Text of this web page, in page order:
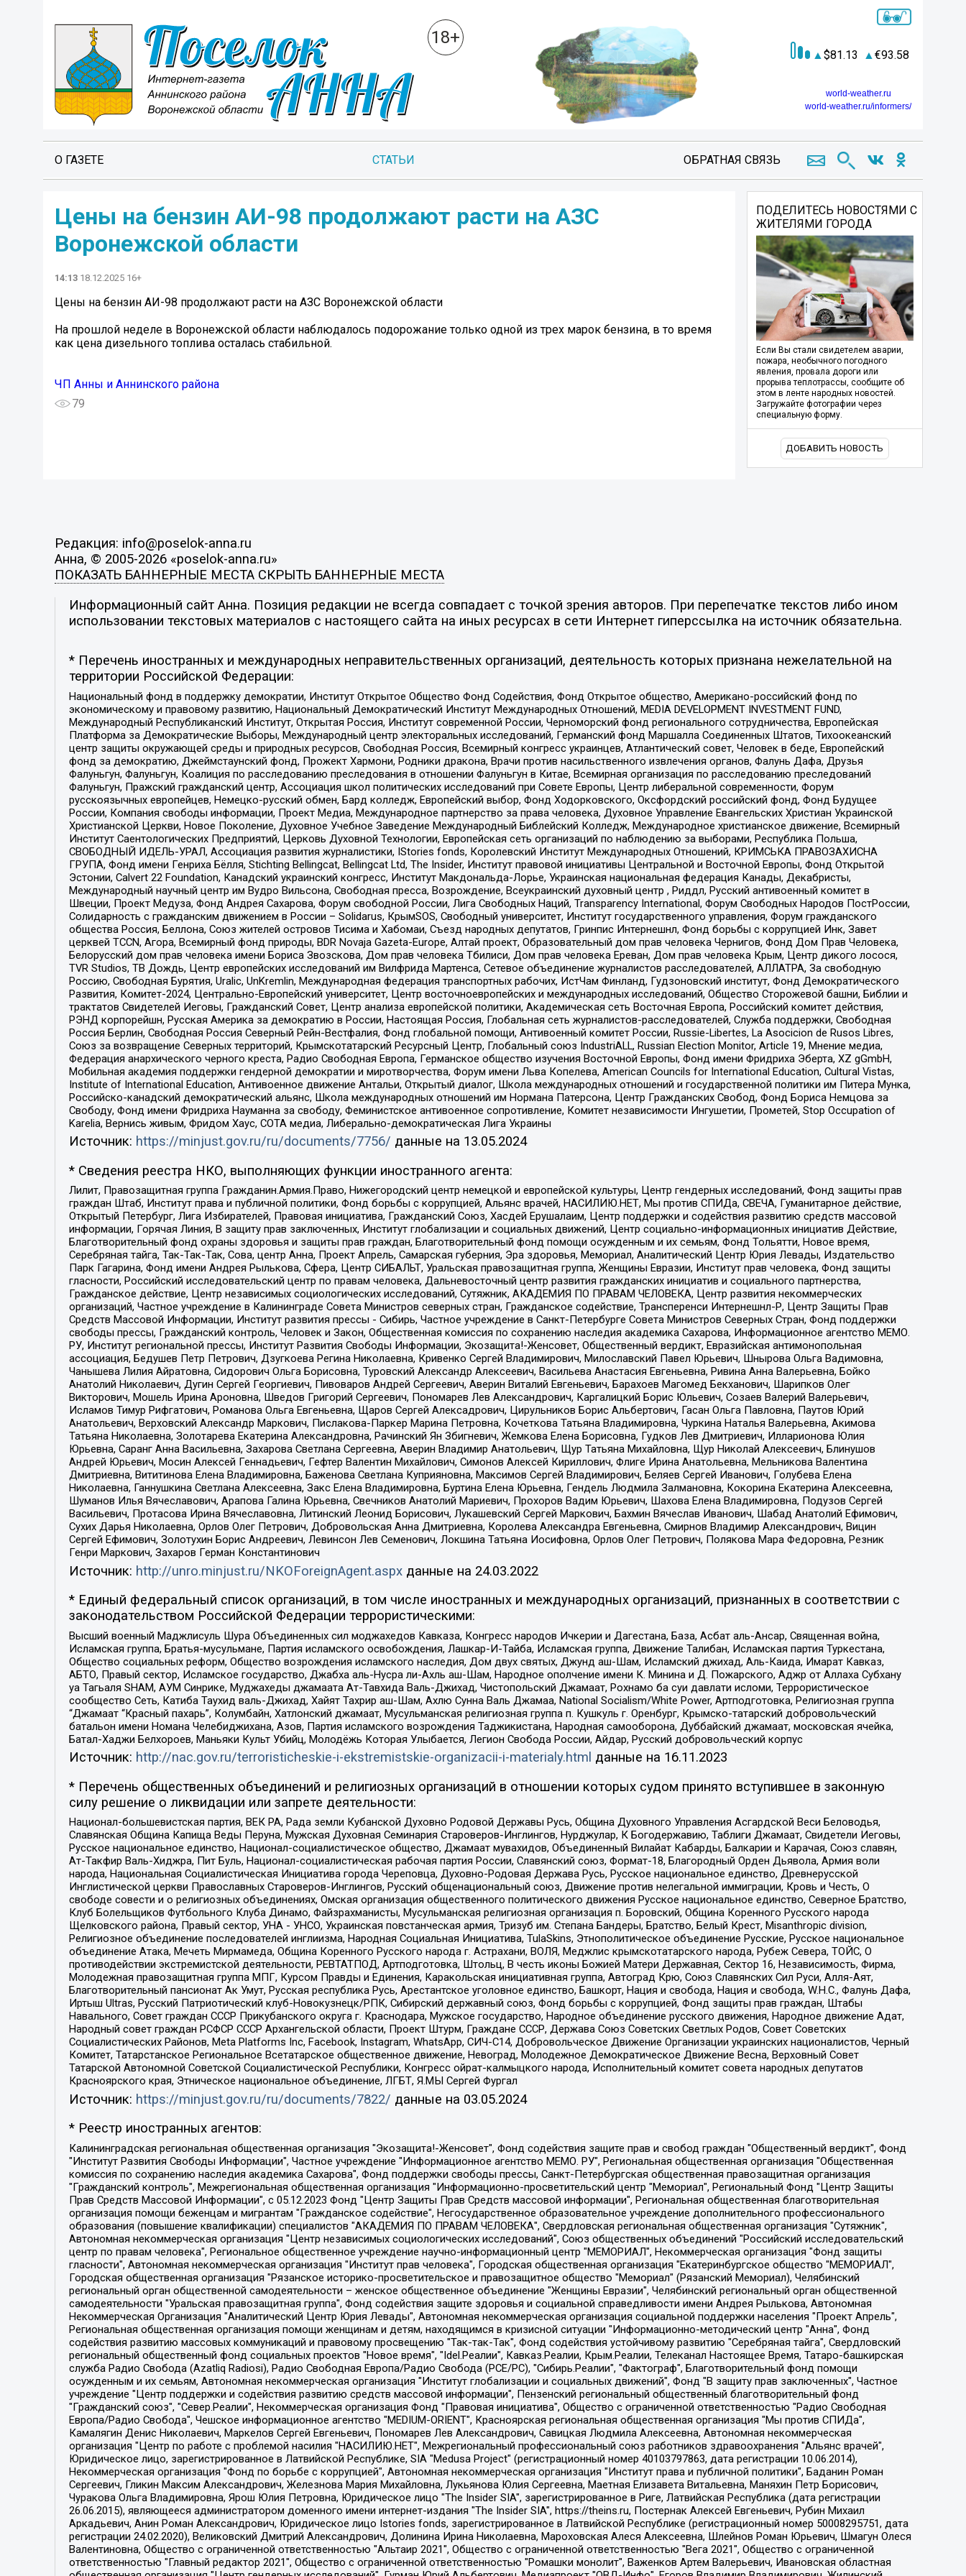
18+
81.13 93.58
world-weather.ru
world-weather.ru/informers/
О ГАЗЕТЕ СТАТЬИ ОБРАТНАЯ СВЯЗЬ
Цены на бензин АИ-98 продолжают расти на АЗС
Воронежской области
14:13 18.12.2025 16+
Цены на бензин АИ-98 продолжают расти на АЗС Воронежской области
На прошлой неделе в Воронежской области наблюдалось подорожание только одной из трех марок бензина, в то время
как цена дизельного топлива осталась стабильной.
ЧП Анны и Аннинского района
79
ПОДЕЛИТЕСЬ НОВОСТЯМИ С
ЖИТЕЛЯМИ ГОРОДА
Если Вы стали свидетелем аварии,
пожара, необычного погодного
явления, провала дороги или
прорыва теплотрассы, сообщите об
этом в ленте народных новостей.
Загружайте фотографии через
специальную форму.
ДОБАВИТЬ НОВОСТЬ
Редакция: info@poselok-anna.ru
Анна, © 2005-2026 «poselok-anna.ru»
ПОКАЗАТЬ БАННЕРНЫЕ МЕСТА СКРЫТЬ БАННЕРНЫЕ МЕСТА
Информационный сайт Анна. Позиция редакции не всегда совпадает с точкой зрения авторов. При перепечатке текстов либо ином
использовании текстовых материалов с настоящего сайта на иных ресурсах в сети Интернет гиперссылка на источник обязательна.
* Перечень иностранных и международных неправительственных организаций, деятельность которых признана нежелательной на
территории Российской Федерации:
Национальный фонд в поддержку демократии, Институт Открытое Общество Фонд Содействия, Фонд Открытое общество, Американо-российский фонд по
экономическому и правовому развитию, Национальный Демократический Институт Международных Отношений, MEDIA DEVELOPMENT INVESTMENT FUND,
Международный Республиканский Институт, Открытая Россия, Институт современной России, Черноморский фонд регионального сотрудничества, Европейская
Платформа за Демократические Выборы, Международный центр электоральных исследований, Германский фонд Маршалла Соединенных Штатов, Тихоокеанский
центр защиты окружающей среды и природных ресурсов, Свободная Россия, Всемирный конгресс украинцев, Атлантический совет, Человек в беде, Европейский
фонд за демократию, Джеймстаунский фонд, Прожект Хармони, Родники дракона, Врачи против насильственного извлечения органов, Фалунь Дафа, Друзья
Фалуньгун, Фалуньгун, Коалиция по расследованию преследования в отношении Фалуньгун в Китае, Всемирная организация по расследованию преследований
Фалуньгун, Пражский гражданский центр, Ассоциация школ политических исследований при Совете Европы, Центр либеральной современности, Форум
русскоязычных европейцев, Немецко-русский обмен, Бард колледж, Европейский выбор, Фонд Ходорковского, Оксфордский российский фонд, Фонд Будущее
России, Компания свободы информации, Проект Медиа, Международное партнерство за права человека, Духовное Управление Евангельских Христиан Украинской
Христианской Церкви, Новое Поколение, Духовное Учебное Заведение Международный Библейский Колледж, Международное христианское движение, Всемирный
Институт Саентологических Предприятий, Церковь Духовной Технологии, Европейская сеть организаций по наблюдению за выборами, Республика Польша,
СВОБОДНЫЙ ИДЕЛЬ-УРАЛ, Ассоциация развития журналистики, IStories fonds, Королевский Институт Международных Отношений, КРИМСЬКА ПРАВОЗАХИСНА
ГРУПА, Фонд имени Генриха Бёлля, Stichting Bellingcat, Bellingcat Ltd, The Insider, Институт правовой инициативы Центральной и Восточной Европы, Фонд Открытой
Эстонии, Calvert 22 Foundation, Канадский украинский конгресс, Институт Макдональда-Лорье, Украинская национальная федерация Канады, Декабристы,
Международный научный центр им Вудро Вильсона, Свободная пресса, Возрождение, Всеукраинский духовный центр , Риддл, Русский антивоенный комитет в
Швеции, Проект Медуза, Фонд Андрея Сахарова, Форум свободной России, Лига Свободных Наций, Transparеncy International, Форум Свободных Народов ПостРоссии,
Солидарность с гражданским движением в России – Solidarus, КрымSOS, Свободный университет, Институт государственного управления, Форум гражданского
общества Россия, Беллона, Союз жителей островов Тисима и Хабомаи, Съезд народных депутатов, Гринпис Интернешнл, Фонд борьбы с коррупцией Инк, Завет
церквей TCCN, Агора, Всемирный фонд природы, BDR Novaja Gazeta-Europe, Алтай проект, Образовательный дом прав человека Чернигов, Фонд Дом Прав Человека,
Белорусский дом прав человека имени Бориса Звозскова, Дом прав человека Тбилиси, Дом прав человека Ереван, Дом прав человека Крым, Центр дикого лосося,
TVR Studios, ТВ Дождь, Центр европейских исследований им Вилфрида Мартенса, Сетевое объединение журналистов расследователей, АЛЛАТРА, За свободную
Россию, Свободная Бурятия, Uralic, UnKremlin, Международная федерация транспортных рабочих, ИстЧам Финланд, Гудзоновский институт, Фонд Демократического
Развития, Комитет-2024, Центрально-Европейский университет, Центр восточноевропейских и международных исследований, Общество Сторожевой башни, Библии и
трактатов Свидетелей Иеговы, Гражданский Совет, Центр анализа европейской политики, Академическая сеть Восточная Европа, Российский комитет действия,
РЭНД корпорейшн, Русская Америка за демократию в России, Настоящая Россия, Глобальная сеть журналистов-расследователей, Служба поддержки, Свободная
Россия Берлин, Свободная Россия Северный Рейн-Вестфалия, Фонд глобальной помощи, Антивоенный комитет России, Russie-Libertes, La Asocicion de Rusos Libres,
Союз за возвращение Северных территорий, Крымскотатарский Ресурсный Центр, Глобальный союз IndustriALL, Russian Election Monitor, Article 19, Мнение медиа,
Федерация анархического черного креста, Радио Свободная Европа, Германское общество изучения Восточной Европы, Фонд имени Фридриха Эберта, XZ gGmbH,
Мобильная академия поддержки гендерной демократии и миротворчества, Форум имени Льва Копелева, American Councils for International Education, Cultural Vistas,
Institute of International Education, Антивоенное движение Антальи, Открытый диалог, Школа международных отношений и государственной политики им Питера Мунка,
Российско-канадский демократический альянс, Школа международных отношений им Нормана Патерсона, Центр Гражданских Свобод, Фонд Бориса Немцова за
Свободу, Фонд имени Фридриха Науманна за свободу, Феминистское антивоенное сопротивление, Комитет независимости Ингушетии, Прометей, Stop Occupation of
Karelia, Вернись живым, Фридом Хаус, СОТА медиа, Либерально-демократическая Лига Украины
Источник: https://minjust.gov.ru/ru/documents/7756/ данные на 13.05.2024
* Сведения реестра НКО, выполняющих функции иностранного агента:
Лилит, Правозащитная группа Гражданин.Армия.Право, Нижегородский центр немецкой и европейской культуры, Центр гендерных исследований, Фонд защиты прав
граждан Штаб, Институт права и публичной политики, Фонд борьбы с коррупцией, Альянс врачей, НАСИЛИЮ.НЕТ, Мы против СПИДа, СВЕЧА, Гуманитарное действие,
Открытый Петербург, Лига Избирателей, Правовая инициатива, Гражданский Союз, Хасдей Ерушалаим, Центр поддержки и содействия развитию средств массовой
информации, Горячая Линия, В защиту прав заключенных, Институт глобализации и социальных движений, Центр социально-информационных инициатив Действие,
Благотворительный фонд охраны здоровья и защиты прав граждан, Благотворительный фонд помощи осужденным и их семьям, Фонд Тольятти, Новое время,
Серебряная тайга, Так-Так-Так, Сова, центр Анна, Проект Апрель, Самарская губерния, Эра здоровья, Мемориал, Аналитический Центр Юрия Левады, Издательство
Парк Гагарина, Фонд имени Андрея Рылькова, Сфера, Центр СИБАЛЬТ, Уральская правозащитная группа, Женщины Евразии, Институт прав человека, Фонд защиты
гласности, Российский исследовательский центр по правам человека, Дальневосточный центр развития гражданских инициатив и социального партнерства,
Гражданское действие, Центр независимых социологических исследований, Сутяжник, АКАДЕМИЯ ПО ПРАВАМ ЧЕЛОВЕКА, Центр развития некоммерческих
организаций, Частное учреждение в Калининграде Совета Министров северных стран, Гражданское содействие, Трансперенси Интернешнл-Р, Центр Защиты Прав
Средств Массовой Информации, Институт развития прессы - Сибирь, Частное учреждение в Санкт-Петербурге Совета Министров Северных Стран, Фонд поддержки
свободы прессы, Гражданский контроль, Человек и Закон, Общественная комиссия по сохранению наследия академика Сахарова, Информационное агентство МЕМО.
РУ, Институт региональной прессы, Институт Развития Свободы Информации, Экозащита!-Женсовет, Общественный вердикт, Евразийская антимонопольная
ассоциация, Бедушев Петр Петрович, Дзугкоева Регина Николаевна, Кривенко Сергей Владимирович, Милославский Павел Юрьевич, Шнырова Ольга Вадимовна,
Чанышева Лилия Айратовна, Сидорович Ольга Борисовна, Туровский Александр Алексеевич, Васильева Анастасия Евгеньевна, Ривина Анна Валерьевна, Бойко
Анатолий Николаевич, Дугин Сергей Георгиевич, Пивоваров Андрей Сергеевич, Аверин Виталий Евгеньевич, Барахоев Магомед Бекханович, Шарипков Олег
Викторович, Мошель Ирина Ароновна, Шведов Григорий Сергеевич, Пономарев Лев Александрович, Каргалицкий Борис Юльевич, Созаев Валерий Валерьевич,
Исламов Тимур Рифгатович, Романова Ольга Евгеньевна, Щаров Сергей Алексадрович, Цирульников Борис Альбертович, Гасан Ольга Павловна, Паутов Юрий
Анатольевич, Верховский Александр Маркович, Пислакова-Паркер Марина Петровна, Кочеткова Татьяна Владимировна, Чуркина Наталья Валерьевна, Акимова
Татьяна Николаевна, Золотарева Екатерина Александровна, Рачинский Ян Збигневич, Жемкова Елена Борисовна, Гудков Лев Дмитриевич, Илларионова Юлия
Юрьевна, Саранг Анна Васильевна, Захарова Светлана Сергеевна, Аверин Владимир Анатольевич, Щур Татьяна Михайловна, Щур Николай Алексеевич, Блинушов
Андрей Юрьевич, Мосин Алексей Геннадьевич, Гефтер Валентин Михайлович, Симонов Алексей Кириллович, Флиге Ирина Анатольевна, Мельникова Валентина
Дмитриевна, Вититинова Елена Владимировна, Баженова Светлана Куприяновна, Максимов Сергей Владимирович, Беляев Сергей Иванович, Голубева Елена
Николаевна, Ганнушкина Светлана Алексеевна, Закс Елена Владимировна, Буртина Елена Юрьевна, Гендель Людмила Залмановна, Кокорина Екатерина Алексеевна,
Шуманов Илья Вячеславович, Арапова Галина Юрьевна, Свечников Анатолий Мариевич, Прохоров Вадим Юрьевич, Шахова Елена Владимировна, Подузов Сергей
Васильевич, Протасова Ирина Вячеславовна, Литинский Леонид Борисович, Лукашевский Сергей Маркович, Бахмин Вячеслав Иванович, Шабад Анатолий Ефимович,
Сухих Дарья Николаевна, Орлов Олег Петрович, Добровольская Анна Дмитриевна, Королева Александра Евгеньевна, Смирнов Владимир Александрович, Вицин
Сергей Ефимович, Золотухин Борис Андреевич, Левинсон Лев Семенович, Локшина Татьяна Иосифовна, Орлов Олег Петрович, Полякова Мара Федоровна, Резник
Генри Маркович, Захаров Герман Константинович
Источник: http://unro.minjust.ru/NKOForeignAgent.aspxданные на 24.03.2022
* Единый федеральный список организаций, в том числе иностранных и международных организаций, признанных в соответствии с
законодательством Российской Федерации террористическими:
Высший военный Маджлисуль Шура Объединенных сил моджахедов Кавказа, Конгресс народов Ичкерии и Дагестана, База, Асбат аль-Ансар, Священная война,
Исламская группа, Братья-мусульмане, Партия исламского освобождения, Лашкар-И-Тайба, Исламская группа, Движение Талибан, Исламская партия Туркестана,
Общество социальных реформ, Общество возрождения исламского наследия, Дом двух святых, Джунд аш-Шам, Исламский джихад, Аль-Каида, Имарат Кавказ,
АБТО, Правый сектор, Исламское государство, Джабха аль-Нусра ли-Ахль аш-Шам, Народное ополчение имени К. Минина и Д. Пожарского, Аджр от Аллаха Субхану
уа Тагьаля SHAM, АУМ Синрике, Муджахеды джамаата Ат-Тавхида Валь-Джихад, Чистопольский Джамаат, Рохнамо ба суи давлати исломи, Террористическое
сообщество Сеть, Катиба Таухид валь-Джихад, Хайят Тахрир аш-Шам, Ахлю Сунна Валь Джамаа, National Socialism/White Power, Артподготовка, Религиозная группа
“Джамаат “Красный пахарь”, Колумбайн, Хатлонский джамаат, Мусульманская религиозная группа п. Кушкуль г. Оренбург, Крымско-татарский добровольческий
батальон имени Номана Челебиджихана, Азов, Партия исламского возрождения Таджикистана, Народная самооборона, Дуббайский джамаат, московская ячейка,
Батал-Хаджи Белхороев, Маньяки Культ Убийц, Молодёжь Которая Улыбается, Легион Свобода России, Айдар, Русский добровольческий корпус
Источник: http://nac.gov.ru/terroristicheskie-i-ekstremistskie-organizacii-i-materialy.html данные на 16.11.2023
* Перечень общественных объединений и религиозных организаций в отношении которых судом принято вступившее в законную
силу решение о ликвидации или запрете деятельности:
Национал-большевистская партия, ВЕК РА, Рада земли Кубанской Духовно Родовой Державы Русь, Община Духовного Управления Асгардской Веси Беловодья,
Славянская Община Капища Веды Перуна, Мужская Духовная Семинария Староверов-Инглингов, Нурджулар, К Богодержавию, Таблиги Джамаат, Свидетели Иеговы,
Русское национальное единство, Национал-социалистическое общество, Джамаат мувахидов, Объединенный Вилайат Кабарды, Балкарии и Карачая, Союз славян,
Ат-Такфир Валь-Хиджра, Пит Буль, Национал-социалистическая рабочая партия России, Славянский союз, Формат-18, Благородный Орден Дьявола, Армия воли
народа, Национальная Социалистическая Инициатива города Череповца, Духовно-Родовая Держава Русь, Русское национальное единство, Древнерусской
Инглистической церкви Православных Староверов-Инглингов, Русский общенациональный союз, Движение против нелегальной иммиграции, Кровь и Честь, О
свободе совести и о религиозных объединениях, Омская организация общественного политического движения Русское национальное единство, Северное Братство,
Клуб Болельщиков Футбольного Клуба Динамо, Файзрахманисты, Мусульманская религиозная организация п. Боровский, Община Коренного Русского народа
Щелковского района, Правый сектор, УНА - УНСО, Украинская повстанческая армия, Тризуб им. Степана Бандеры, Братство, Белый Крест, Misanthropic division,
Религиозное объединение последователей инглиизма, Народная Социальная Инициатива, TulaSkins, Этнополитическое объединение Русские, Русское национальное
объединение Атака, Мечеть Мирмамеда, Община Коренного Русского народа г. Астрахани, ВОЛЯ, Меджлис крымскотатарского народа, Рубеж Севера, ТОЙС, О
противодействии экстремистской деятельности, РЕВТАТПОД, Артподготовка, Штольц, В честь иконы Божией Матери Державная, Сектор 16, Независимость, Фирма,
Молодежная правозащитная группа МПГ, Курсом Правды и Единения, Каракольская инициативная группа, Автоград Крю, Союз Славянских Сил Руси, Алля-Аят,
Благотворительный пансионат Ак Умут, Русская республика Русь, Арестантское уголовное единство, Башкорт, Нация и свобода, Нация и свобода, W.H.С., Фалунь Дафа,
Иртыш Ultras, Русский Патриотический клуб-Новокузнецк/РПК, Сибирский державный союз, Фонд борьбы с коррупцией, Фонд защиты прав граждан, Штабы
Навального, Совет граждан СССР Прикубанского округа г. Краснодара, Мужское государство, Народное объединение русского движения, Народное движение Адат,
Народный совет граждан РСФСР СССР Архангельской области, Проект Штурм, Граждане СССР, Держава Союз Советских Светлых Родов, Совет Советских
Социалистических Районов, Meta Platforms Inc, Facebook, Instagram, WhatsApp, СИЧ-С14, Добровольческое Движение Организации украинских националистов, Черный
Комитет, Татарстанское Региональное Всетатарское общественное движение, Невоград, Молодежное Демократическое Движение Весна, Верховный Совет
Татарской Автономной Советской Социалистической Республики, Конгресс ойрат-калмыцкого народа, Исполнительный комитет совета народных депутатов
Красноярского края, Этническое национальное объединение, ЛГБТ, Я.МЫ Сергей Фургал
Источник: https://minjust.gov.ru/ru/documents/7822/ данные на 03.05.2024
* Реестр иностранных агентов:
Калининградская региональная общественная организация "Экозащита!-Женсовет", Фонд содействия защите прав и свобод граждан "Общественный вердикт", Фонд "Институт Развития Свободы Информации", Частное учреждение "Информационное агентство МЕМО. РУ", Региональная общественная организация "Общественная комиссия по сохранению наследия академика Сахарова", Фонд поддержки свободы прессы, Санкт-Петербургская общественная правозащитная организация "Гражданский контроль", Межрегиональная общественная организация "Информационно-просветительский центр "Мемориал", Региональный Фонд "Центр Защиты Прав Средств Массовой Информации", с 05.12.2023 Фонд "Центр Защиты Прав Средств массовой информации", Региональная общественная благотворительная организация помощи беженцам и мигрантам "Гражданское содействие", Негосударственное образовательное учреждение дополнительного профессионального образования (повышение квалификации) специалистов "АКАДЕМИЯ ПО ПРАВАМ ЧЕЛОВЕКА", Свердловская региональная общественная организация "Сутяжник", Автономная некоммерческая организация "Центр независимых социологических исследований", Союз общественных объединений "Российский исследовательский центр по правам человека", Региональное общественное учреждение научно-информационный центр "МЕМОРИАЛ", Некоммерческая организация "Фонд защиты гласности", Автономная некоммерческая организация "Институт прав человека", Городская общественная организация "Екатеринбургское общество "МЕМОРИАЛ", Городская общественная организация "Рязанское историко-просветительское и правозащитное общество "Мемориал" (Рязанский Мемориал), Челябинский региональный орган общественной самодеятельности – женское общественное объединение "Женщины Евразии", Челябинский региональный орган общественной самодеятельности "Уральская правозащитная группа", Фонд содействия защите здоровья и социальной справедливости имени Андрея Рылькова, Автономная Некоммерческая Организация "Аналитический Центр Юрия Левады", Автономная некоммерческая организация социальной поддержки населения "Проект Апрель", Региональная общественная организация помощи женщинам и детям, находящимся в кризисной ситуации "Информационно-методический центр "Анна", Фонд содействия развитию массовых коммуникаций и правовому просвещению "Так-так-Так", Фонд содействия устойчивому развитию "Серебряная тайга", Свердловский региональный общественный фонд социальных проектов "Новое время", "Idel.Реалии", Кавказ.Реалии, Крым.Реалии, Телеканал Настоящее Время, Татаро-башкирская служба Радио Свобода (Azatliq Radiosi), Радио Свободная Европа/Радио Свобода (PCE/PC), "Сибирь.Реалии", "Фактограф", Благотворительный фонд помощи осужденным и их семьям, Автономная некоммерческая организация "Институт глобализации и социальных движений", Фонд "В защиту прав заключенных", Частное учреждение "Центр поддержки и содействия развитию средств массовой информации", Пензенский региональный общественный благотворительный фонд "Гражданский союз", "Север.Реалии", Некоммерческая организация Фонд "Правовая инициатива", Общество с ограниченной ответственностью "Радио Свободная Европа/Радио Свобода", Чешское информационное агентство "MEDIUM-ORIENT", Красноярская региональная общественная организация "Мы против СПИДа", Камалягин Денис Николаевич, Маркелов Сергей Евгеньевич, Пономарев Лев Александрович, Савицкая Людмила Алексеевна, Автономная некоммерческая организация "Центр по работе с проблемой насилия "НАСИЛИЮ.НЕТ", Межрегиональный профессиональный союз работников здравоохранения "Альянс врачей", Юридическое лицо, зарегистрированное в Латвийской Республике, SIA "Medusa Project" (регистрационный номер 40103797863, дата регистрации 10.06.2014), Некоммерческая организация "Фонд по борьбе с коррупцией", Автономная некоммерческая организация "Институт права и публичной политики", Баданин Роман Сергеевич, Гликин Максим Александрович, Железнова Мария Михайловна, Лукьянова Юлия Сергеевна, Маетная Елизавета Витальевна, Маняхин Петр Борисович, Чуракова Ольга Владимировна, Ярош Юлия Петровна, Юридическое лицо "The Insider SIA", зарегистрированное в Риге, Латвийская Республика (дата регистрации 26.06.2015), являющееся администратором доменного имени интернет-издания "The Insider SIA", https://theins.ru, Постернак Алексей Евгеньевич, Рубин Михаил Аркадьевич, Анин Роман Александрович, Юридическое лицо Istories fonds, зарегистрированное в Латвийской Республике (регистрационный номер 50008295751, дата регистрации 24.02.2020), Великовский Дмитрий Александрович, Долинина Ирина Николаевна, Мароховская Алеся Алексеевна, Шлейнов Роман Юрьевич, Шмагун Олеся Валентиновна, Общество с ограниченной ответственностью "Альтаир 2021", Общество с ограниченной ответственностью "Вега 2021", Общество с ограниченной ответственностью "Главный редактор 2021", Общество с ограниченной ответственностью "Ромашки монолит", Важенков Артем Валерьевич, Ивановская областная общественная организация "Центр гендерных исследований", Гурман Юрий Альбертович, Медиапроект "ОВД-Инфо", Егоров Владимир Владимирович, Жилинский Владимир Александрович, Общество с ограниченной ответственностью "ЗП", Иванова София Юрьевна, Карезина Инна Павловна, Кильтау Екатерина Викторовна, Петров Алексей Викторович, Пискунов Сергей Евгеньевич, Смирнов Сергей Сергеевич, Тихонов Михаил Сергеевич, Общество с ограниченной ответственностью "ЖУРНАЛИСТ-ИНОСТРАННЫЙ АГЕНТ", Арапова Галина Юрьевна, Вольтская Татьяна Анатольевна, Американская компания "Mason G.E.S. Anonymous Foundation" (США), являющаяся владельцем интернет-издания https://mnews.world/, Компания "Stichting Bellingcat", зарегистрированная в Нидерландах (дата регистрации 11.07.2018), Захаров Андрей Вячеславович, Клепиковская Екатерина Дмитриевна, Общество с ограниченной ответственностью "МЕМО", Перл Роман Александрович, Симонов Евгений Алексеевич, Соловьева Елена Анатольевна, Сотников Даниил Владимирович, Сурначева Елизавета Дмитриевна, Автономная некоммерческая организация по защите прав человека и информированию населения "Якутия – Наше Мнение", Общество с ограниченной ответственностью "Москоу диджитал медиа", с 26.01.2023 Общество с ограниченной ответственностью "Чайка Белые сады", Ветошкина Валерия Валерьевна, Заговора Максим Александрович, Межрегиональное общественное движение "Российская ЛГБТ - сеть", Оленичев Максим Владимирович, Павлов Иван Юрьевич, Скворцова Елена Сергеевна, Общество с ограниченной ответственностью "Как бы инагент", Кочетков Игорь Викторович, Общество с ограниченной ответственностью "Честные выборы", Еланчик Олег Александрович, Общество с ограниченной ответственностью "Нобелевский призыв", Гималова Регина Эмилевна, Григорьев Андрей Валерьевич, Григорьева Алина Александровна, Ассоциация по содействию защите прав призывников, альтернативнослужащих и военнослужащих "Правозащитная группа "Гражданин.Армия.Право", Хисамова Регина Фаритовна, Автономная некоммерческая организация по реализации социально-правовых программ "Лилит", Дальневосточное общественное движение "Маяк", Санкт-Петербургская ЛГБТ-инициативная группа "Выход", Инициативная группа ЛГБТ+ "Реверс", Алексеев Андрей Викторович, Бекбулатова Таисия Львовна, Беляев Иван Михайлович, Владыкина Елена Сергеевна, Гельман Марат Александрович, Никульшина Вероника Юрьевна, Толоконникова Надежда Андреевна, Шендерович Виктор Анатольевич, Общество с ограниченной ответственностью "Данное сообщение", Общество с ограниченной ответственностью Издательский дом "Новая глава", Айнбиндер Александра Александровна, Московский комьюнити-центр для ЛГБТ+инициатив, Благотворительный фонд развития филантропии, Deutsche Welle (Германия, Kurt-Schumacher-Strasse 3, 53113 Bonn), Борзунова Мария Михайловна, Воробьев Виктор Викторович, Голубева Анна Львовна, Константинова Алла Михайловна, Малкова Ирина Владимировна, Мурадов Мурад Абдулгалимович, Осетинская Елизавета Николаевна, Понасенков Евгений Николаевич, Ганапольский Матвей Юрьевич, Киселев Евгений Алексеевич, Борухович Ирина Григорьевна, Дремин Иван Тимофеевич, Дубровский Дмитрий Викторович, Красноярская региональная общественная организация поддержки и развития альтернативных образовательных технологий и межкультурных коммуникаций "ИНТЕРРА", Маяковская Екатерина Алексеевна, Фейгин Марк Захарович, Филимонов Андрей Викторович, Дзугкоева Регина Николаевна, Доброхотов Роман Александрович, Дудь Юрий Александрович, Елкин Сергей Владимирович, Кругликов Кирилл Игоревич, Сабунаева Мария Леонидовна, Семенов Алексей Владимирович, Шаинян Карен Багратович, Шульман Екатерина Михайловна, Асафьев Артур Валерьевич, Вахштайн Виктор Семенович, Венедиктов Алексей Алексеевич, Лушникова Екатерина Евгеньевна, Волков Леонид Михайлович, Невзоров Александр Глебович, Пархоменко Сергей Борисович, Сироткин Ярослав Николаевич, Кара-Мурза Владимир Владимирович, Баранова Наталья Владимировна, Гозман Леонид Яковлевич, Кагарлицкий Борис Юльевич, Климарев Михаил Валерьевич, Милов Владимир Станиславович, Автономная некоммерческая организация Краснодарский центр современного искусства "Типография", Моргенштерн Алишер Тагирович, Соболь Любовь Эдуардовна, Общество с ограниченной ответственностью "ЛИЗА НОРМ", Каспаров Гарри Кимович, Ходорковский Михаил Борисович, Общество с ограниченной ответственностью "Апрельские тезисы", Данилович Ирина Брониславовна, Кашин Олег Владимирович, Петров Николай Владимирович, Пивоваров Алексей Владимирович, Соколов Михаил Владимирович, Цветкова Юлия Владимировна, Чичваркин Евгений Александрович, Комитет против пыток/Команда против пыток, Общество с ограниченной ответственностью "Первый научный", Общество с ограниченной ответственностью "Вертолет и ко", Белоцерковская Вероника Борисовна, Кац Максим Евгеньевич, Лазарева Татьяна Юрьевна, Шаведдинов Руслан Табризович, Яшин Илья Валерьевич, Общество с ограниченной ответственностью "Иноагент ААВ", Алешковский Дмитрий Петрович, Альбац Евгения Марковна, Быков Дмитрий Львович, Галямина Юлия Евгеньевна, Лойко Сергей Леонидович, Мартынов Кирилл Константинович, Медведев Сергей Александрович, Крашенинников Федор Геннадиевич, Гордеева Катерина Вл